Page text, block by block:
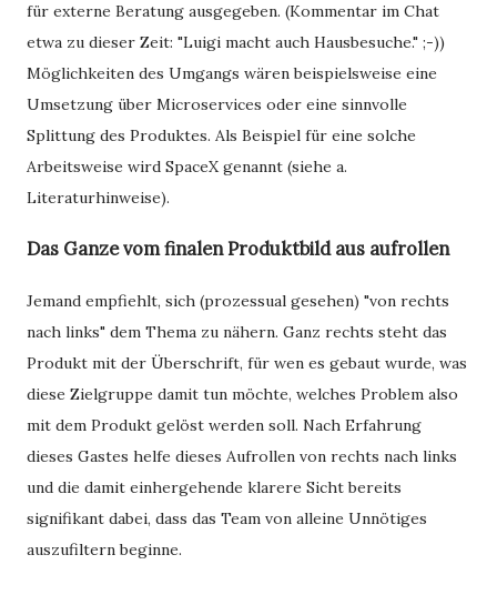
für externe Beratung ausgegeben. (Kommentar im Chat
etwa zu dieser Zeit: "Luigi macht auch Hausbesuche." ;-))
Möglichkeiten des Umgangs wären beispielsweise eine
Umsetzung über Microservices oder eine sinnvolle
Splittung des Produktes. Als Beispiel für eine solche
Arbeitsweise wird SpaceX genannt (siehe a.
Literaturhinweise).
Das Ganze vom finalen Produktbild aus aufrollen
Jemand empfiehlt, sich (prozessual gesehen) "von rechts
nach links" dem Thema zu nähern. Ganz rechts steht das
Produkt mit der Überschrift, für wen es gebaut wurde, was
diese Zielgruppe damit tun möchte, welches Problem also
mit dem Produkt gelöst werden soll. Nach Erfahrung
dieses Gastes helfe dieses Aufrollen von rechts nach links
und die damit einhergehende klarere Sicht bereits
signifikant dabei, dass das Team von alleine Unnötiges
auszufiltern beginne.